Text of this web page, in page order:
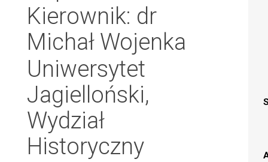
Kierownik: dr
Michał Wojenka
Uniwersytet
Jagielloński,
Wydział
Historyczny